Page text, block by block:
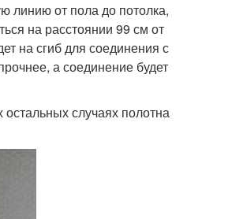
линию от пола до потолка,
на расстоянии 99 см от
на сгиб для соединения с
а соединение будет
остальных случаях полотна